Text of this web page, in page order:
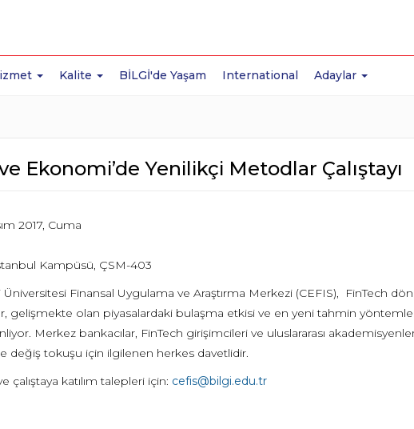
Kalite BİLGİ'de Yaşam International Adaylar
Ekonomi’de Yenilikçi Metodlar Çalıştayı
2017, Cuma
Kampüsü, ÇSM-403
Finansal Uygulama ve Araştırma Merkezi (CEFIS), FinTech
gelişmekte olan piyasalardaki bulaşma etkisi ve en yeni tahmin
Merkez bankacılar, FinTech girişimcileri ve uluslararası
değiş tokuşu için ilgilenen herkes davetlidir.
çalıştaya katılım talepleri için: cefis@bilgi.edu.tr